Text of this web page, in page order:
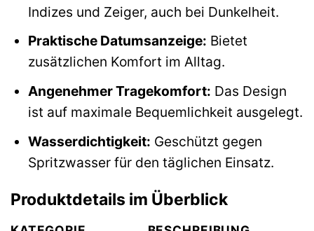
Indizes und Zeiger, auch bei Dunkelheit.
Praktische Datumsanzeige: Bietet
zusätzlichen Komfort im Alltag.
Angenehmer Tragekomfort: Das Design
ist auf maximale Bequemlichkeit ausgelegt.
Wasserdichtigkeit: Geschützt gegen
Spritzwasser für den täglichen Einsatz.
Produktdetails im Überblick